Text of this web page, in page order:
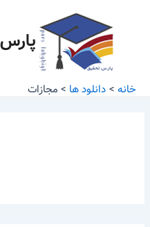
خانه دانلود ها مجازات